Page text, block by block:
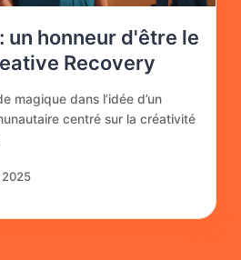
un honneur d'être le
Recovery
magique dans l’idée d’un
centré sur la créativité
2025